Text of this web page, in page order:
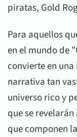
piratas, Gold
Para aquellos
en el mundo de
convierte en
narrativa tan
universo rico y
que se
que componen